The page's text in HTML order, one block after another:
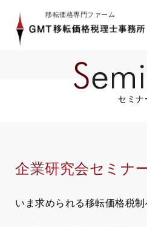
移転価格専門ファーム
セミナ
企業研究会セミナ
いま求められる移転価格税制